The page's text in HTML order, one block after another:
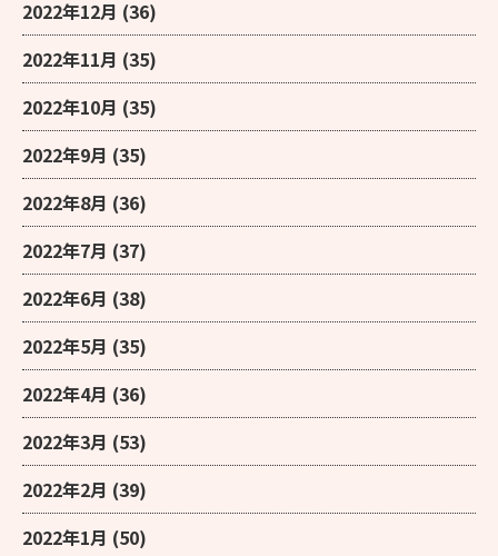
2022年12月 (36)
2022年11月 (35)
2022年10月 (35)
2022年9月 (35)
2022年8月 (36)
2022年7月 (37)
2022年6月 (38)
2022年5月 (35)
2022年4月 (36)
2022年3月 (53)
2022年2月 (39)
2022年1月 (50)